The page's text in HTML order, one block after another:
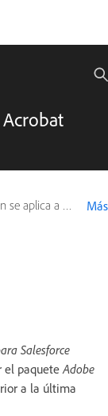
a Adobe Acrobat Sign Más
Salesforce
el paquete Adobe
a la última